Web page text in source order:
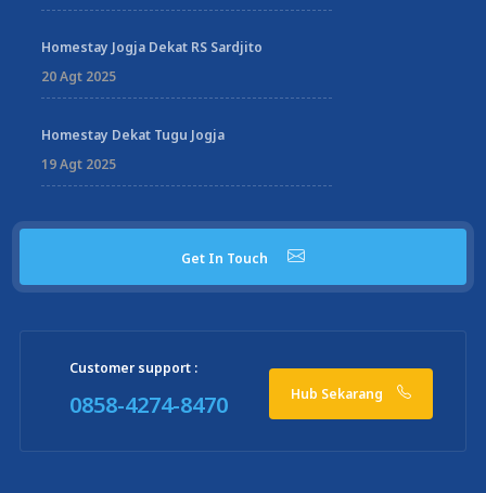
Homestay Jogja Dekat RS Sardjito
20 Agt 2025
Homestay Dekat Tugu Jogja
19 Agt 2025
Get In Touch
Customer support :
0858-4274-8470 Hub Sekarang